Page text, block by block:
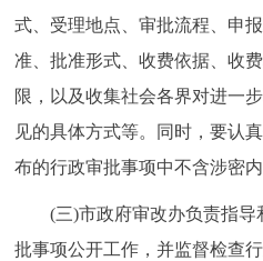
多语种
ENGLISH 한국
DEUTSCH
ESPAÑOL
式、受理地点、审批流程、申
准、批准形式、收费依据、收
限，以及收集社会各界对进一
见的具体方式等。同时，要认
布的行政审批事项中不含涉密内
(三)市政府审改办负责指导
批事项公开工作，并监督检查